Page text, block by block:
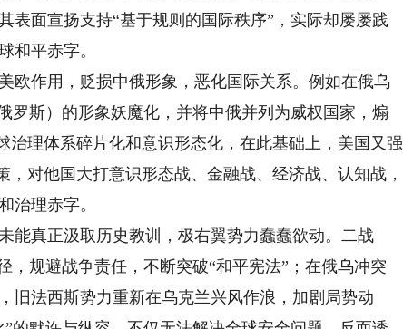
表面宣扬支持“基于规则的国际秩序”，实际却屡屡践
和平赤字。
作用，贬损中俄形象，恶化国际关系。例如在俄乌
罗斯）的形象妖魔化，并将中俄并列为威权国家，煽
治理体系碎片化和意识形态化，在此基础上，美国又强
，对他国大打意识形态战、金融战、经济战、认知战，
治理赤字。
真正汲取历史教训，极右翼势力蠢蠢欲动。二战
，规避战争责任，不断突破“和平宪法”；在俄乌冲突
旧法西斯势力重新在乌克兰兴风作浪，加剧局势动